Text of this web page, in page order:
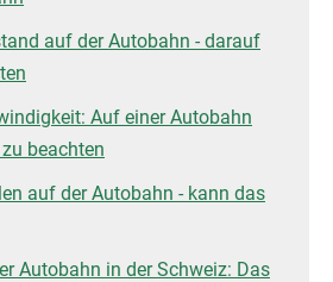
auf der Autobahn - darauf
Auf einer Autobahn
beachten
auf der Autobahn - kann das
Autobahn in der Schweiz: Das